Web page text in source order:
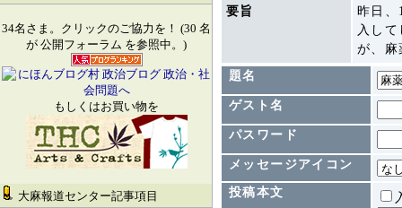
34名さま。クリックのご協力を！ (30 名
が 公開フォーラム を参照中。)
もしくはお買い物を
大麻報道センター記事項目
要旨
昨日
入し
が、
題名
ゲスト名
パスワード
メッセージアイコン
投稿本文